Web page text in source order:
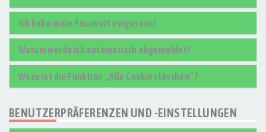
Ich habe mein Passwort vergessen!
Warum werde ich automatisch abgemeldet?
Wozu ist die Funktion „Alle Cookies löschen“?
BENUTZERPRÄFERENZEN UND -EINSTELLUNGEN